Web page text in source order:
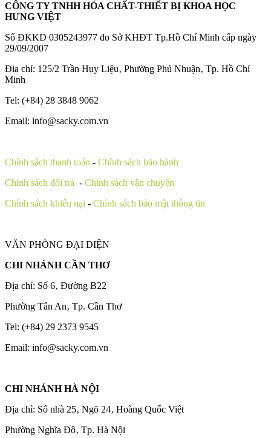
CÔNG TY TNHH HÓA CHẤT-THIẾT BỊ KHOA HỌC
HƯNG VIỆT
Số ĐKKD 0305243977 do Sở KHĐT Tp.Hồ Chí Minh cấp ngày
29/09/2007
Đia chỉ: 125/2 Trần Huy Liệu‚ Phường Phú Nhuận‚ Tp. Hồ Chí
Minh
Tel: (+84) 28 3848 9062
Email: info@sacky.com.vn
Chính sách thanh toán - Chính sách bảo hành
Chính sách đổi trả - Chính sách vận chuyển
Chính sách khiếu nại - Chính sách bảo mật thông tin
VĂN PHÒNG ĐẠI DIỆN
CHI NHÁNH CẦN THƠ
Địa chỉ: Số 6‚ Đường B22
Phường Tân An‚ Tp. Cần Thơ
Tel: (+84) 29 2373 9545
Email: info@sacky.com.vn
CHI NHÁNH HÀ NỘI
Địa chỉ: Số nhà 25‚ Ngõ 24‚ Hoàng Quốc Việt
Phường Nghĩa Đô‚ Tp. Hà Nội